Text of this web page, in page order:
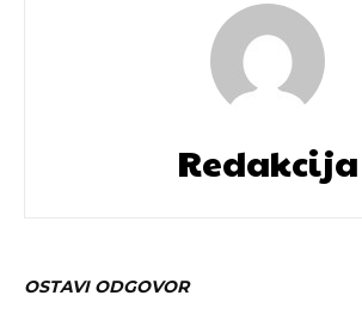
Redakcija
OSTAVI ODGOVOR